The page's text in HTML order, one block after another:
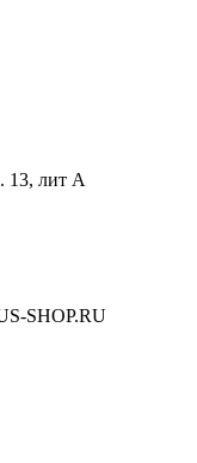
13, лит А
SHOP.RU